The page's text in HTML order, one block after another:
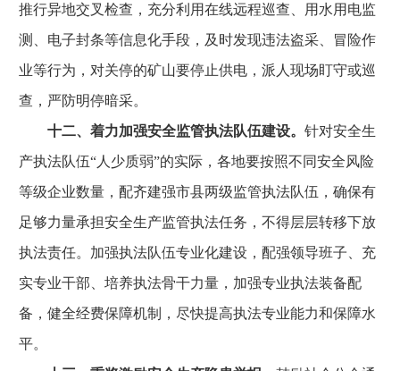
推行异地交叉检查，充分利用在线远程巡查、用水用电监
测、电子封条等信息化手段，及时发现违法盗采、冒险作
业等行为，对关停的矿山要停止供电，派人现场盯守或巡
查，严防明停暗采。
十二、着力加强安全监管执法队伍建设。 针对安全生
产执法队伍“人少质弱”的实际，各地要按照不同安全风险
等级企业数量，配齐建强市县两级监管执法队伍，确保有
足够力量承担安全生产监管执法任务，不得层层转移下放
执法责任。加强执法队伍专业化建设，配强领导班子、充
实专业干部、培养执法骨干力量，加强专业执法装备配
备，健全经费保障机制，尽快提高执法专业能力和保障水
平。